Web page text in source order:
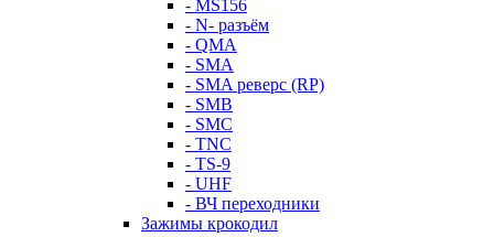
- MS156
- N- разъём
- QMA
- SMA
- SMA реверс (RP)
- SMB
- SMC
- TNC
- TS-9
- UHF
- ВЧ переходники
Зажимы крокодил